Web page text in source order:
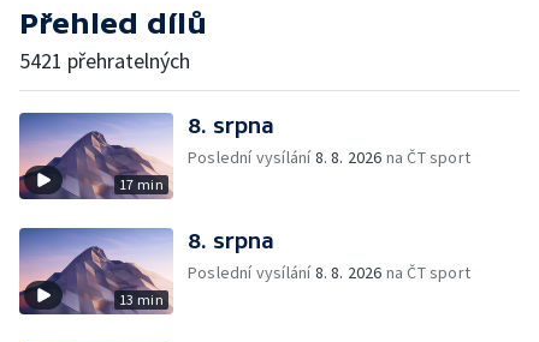
Přehled dílů
5421 přehratelných
17 min
8. srpna
Poslední vysílání8. 8. 2026 na ČT sport
13 min
8. srpna
Poslední vysílání8. 8. 2026 na ČT sport